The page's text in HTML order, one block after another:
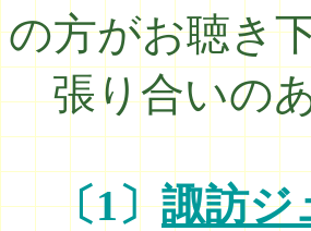
の方がお聴き
張り合いのあ
〔1〕諏訪ジ